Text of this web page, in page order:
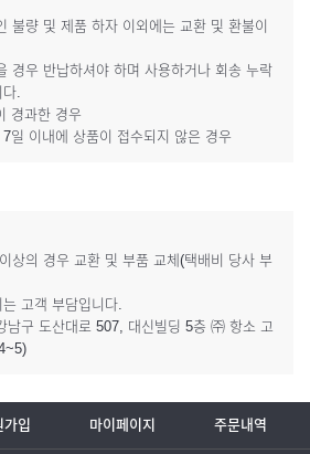
불량 및 제품 하자 이외에는 교환 및 환불이
경우 반납하셔야 하며 사용하거나 회송 누락
다.
경과한 경우
일 이내에 상품이 접수되지 않은 경우
상의 경우 교환 및 부품 교체(택배비 당사 부
고객 부담입니다.
남구 도산대로 507, 대신빌딩 5층 ㈜ 항소 고
가입 마이페이지 주문내역